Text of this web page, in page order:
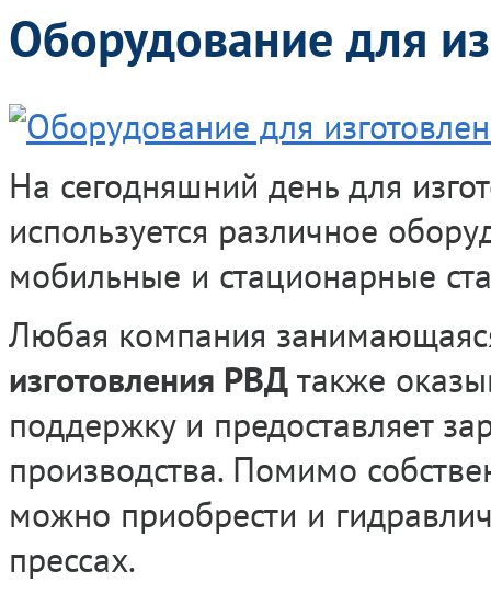
Оборудование для
На сегодняшний день для
используется различное
мобильные и стационарные
Любая компания
изготовления РВДтакже
поддержку и предоставляет
производства. Помимо
можно приобрести и
прессах.